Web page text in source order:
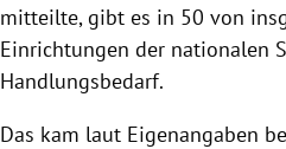
mitteilte, gibt es in 50 von
Einrichtungen der nationalen
Handlungsbedarf.
Das kam laut Eigenangaben